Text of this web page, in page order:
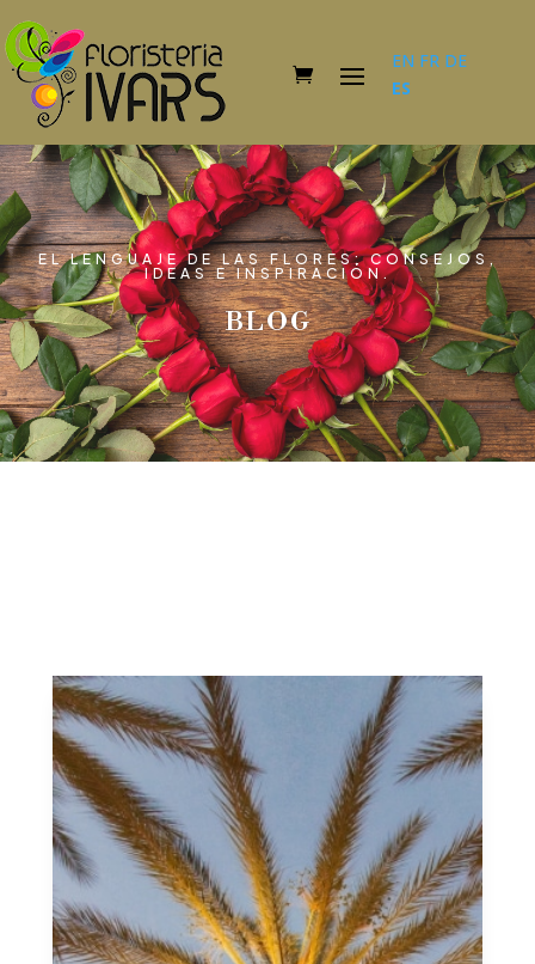
EN FR DE
ES
EL LENGUAJE DE LAS FLORES: CONSEJOS,
IDEAS E INSPIRACIÓN.
BLOG